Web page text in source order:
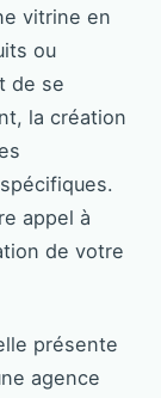
vitrine en
ou
de se
la création
appel à
de votre
présente
agence